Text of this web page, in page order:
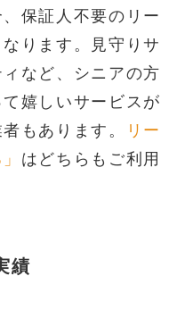
保証人不要のリー
ります。見守りサ
など、シニアの方
嬉しいサービスが
もあります。
リー
はどちらもご利用
績